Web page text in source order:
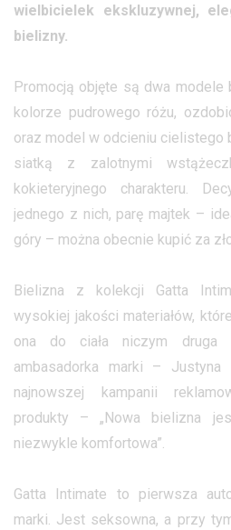
wielbicielek ekskluzywnej,
bielizny.
Promocją objęte są dwa
kolorze pudrowego różu,
oraz model w odcieniu cielistego
siatką z zalotnymi
kokieteryjnego charakteru.
jednego z nich, parę majtek –
góry – można obecnie kupić za
Bielizna z kolekcji Gatta
wysokiej jakości materiałów,
ona do ciała niczym druga
ambasadorka marki –
najnowszej kampanii
produkty – „Nowa bielizna
niezwykle komfortowa”.
Gatta Intimate to pierwsza
marki. Jest seksowna, a przy